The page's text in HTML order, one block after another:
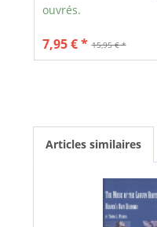
ouvrés.
15,95 € *
7,95 € *
Articles similaires